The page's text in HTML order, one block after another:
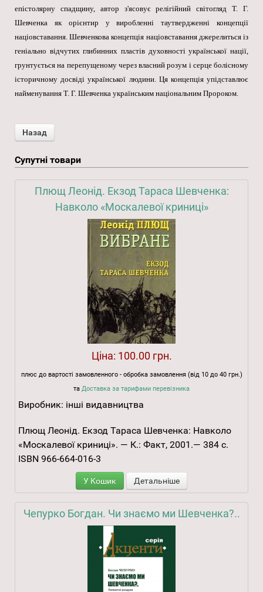
епістолярну спадщину, автор з'ясовує релігійний світогляд Т. Г.
Шевченка як орієнтир у виробленні таутвердженні концепції
націовставання. Шевченкова концепція націовставання джерелиться із
геніально відчутих глибинних пластів духовності української нації,
грунтується на перепущеному через власний розум і серце болісному
історичному досвіді української людини. Ця концепція упідставлює
найменування Т. Г. Шевченка українським національним Пророком.
Супутні товари
Плющ Леонід. Екзод Тараса Шевченка:
Навколо «Москалевої криниці»
Ціна: 100.00 грн.
плюс до вартості замовленного - обробка замовлення (від 10 до 40 грн.)
та Доставка за тарифами перевізника
Виробник: інші видавництва
Плющ Леонід. Екзод Тараса Шевченка: Навколо
«Москалевої криниці». — К.: Факт, 2001.— 384 с.
ISBN 966-664-016-3
У Кошик Детальніше
Чепурко Богдан. Чи знаємо ми Шевченка?..